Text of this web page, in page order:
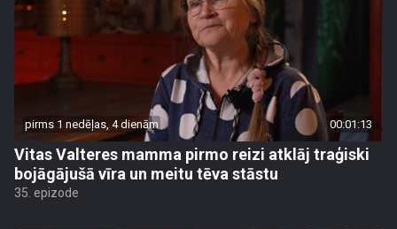
pirms 1 nedēļas, 4 dienām 00:01:13
Vitas Valteres mamma pirmo reizi atklāj traģiski
bojāgājušā vīra un meitu tēva stāstu
35. epizode